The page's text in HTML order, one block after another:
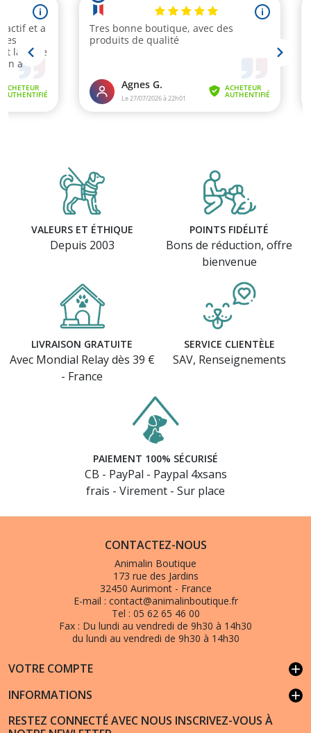
VALEURS ET ÉTHIQUE
Depuis 2003
POINTS FIDÉLITÉ
Bons de réduction, offre
bienvenue
LIVRAISON GRATUITE
Avec Mondial Relay dès 39 €
- France
SERVICE CLIENTÈLE
SAV, Renseignements
PAIEMENT 100% SÉCURISÉ
CB - PayPal - Paypal 4xsans
frais - Virement - Sur place
CONTACTEZ-NOUS
Animalin Boutique
173 rue des Jardins
32450 Aurimont - France
E-mail : contact@animalinboutique.fr
Tel : 05 62 65 46 00
Fax : Du lundi au vendredi de 9h30 à 14h30
du lundi au vendredi de 9h30 à 14h30
VOTRE COMPTE add
INFORMATIONS add
RESTEZ CONNECTÉ AVEC NOUS INSCRIVEZ-VOUS À